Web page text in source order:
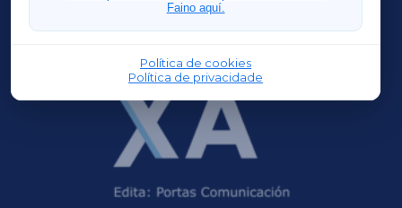
Faino aquí.
Política de cookies
Política de privacidade
OURENSEXA